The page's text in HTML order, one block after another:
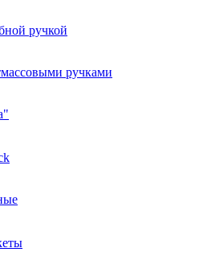
ручкой
ручками